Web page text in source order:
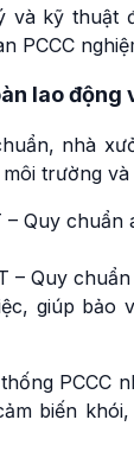
và kỹ thuật
PCCC
lao động
nhà
trường
– Quy
– Quy
giúp bảo
PCCC
biến